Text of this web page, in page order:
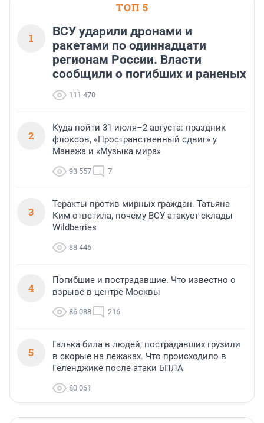
ТОП 5
1
ВСУ ударили дронами и
ракетами по одиннадцати
регионам России. Власти
сообщили о погибших и раненых
111 470
2
Куда пойти 31 июля–2 августа: праздник
флоксов, «Пространственный сдвиг» у
Манежа и «Музыка мира»
93 557 7
3
Теракты против мирных граждан. Татьяна
Ким ответила, почему ВСУ атакует склады
Wildberries
88 446
4
Погибшие и пострадавшие. Что известно о
взрыве в центре Москвы
86 088 216
5
Галька била в людей, пострадавших грузили
в скорые на лежаках. Что происходило в
Геленджике после атаки БПЛА
80 061